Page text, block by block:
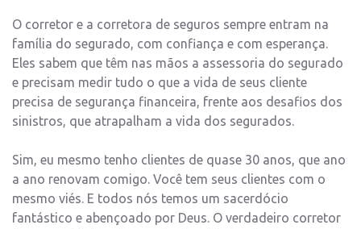
O corretor e a corretora de seguros sempre entram na
família do segurado, com confiança e com esperança.
Eles sabem que têm nas mãos a assessoria do segurado
e precisam medir tudo o que a vida de seus cliente
precisa de segurança financeira, frente aos desafios dos
sinistros, que atrapalham a vida dos segurados.
Sim, eu mesmo tenho clientes de quase 30 anos, que ano
a ano renovam comigo. Você tem seus clientes com o
mesmo viés. E todos nós temos um sacerdócio
fantástico e abençoado por Deus. O verdadeiro corretor